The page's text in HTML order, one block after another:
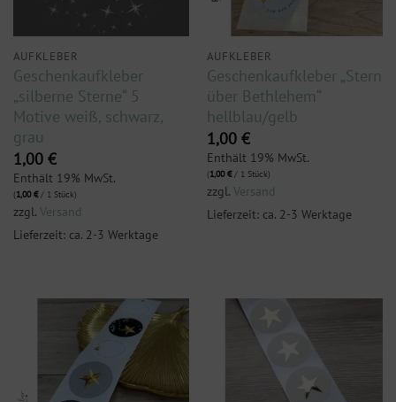
AUFKLEBER
Geschenkaufkleber
„silberne Sterne“ 5
Motive weiß, schwarz,
grau
1,00 €
Enthält 19% MwSt.
(1,00€/ 1 Stück)
zzgl. Versand
Lieferzeit: ca. 2-3 Werktage
AUFKLEBER
Geschenkaufkleber „Stern
über Bethlehem“
hellblau/gelb
1,00 €
Enthält 19% MwSt.
(1,00€/ 1 Stück)
zzgl. Versand
Lieferzeit: ca. 2-3 Werktage